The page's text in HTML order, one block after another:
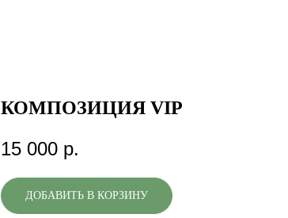
КОМПОЗИЦИЯ VIP
15 000 р.
ДОБАВИТЬ В КОРЗИНУ